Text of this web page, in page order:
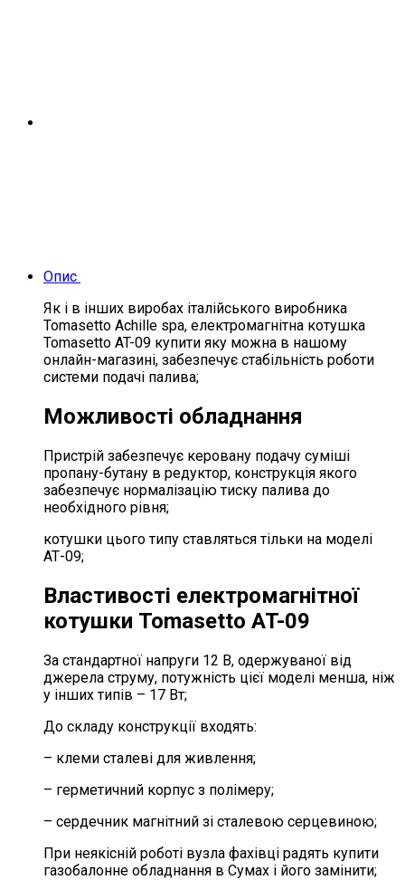
Опис
Як і в інших виробах італійського виробника
Tomasetto Achille spa, електромагнітна котушка
Tomasetto AT-09 купити яку можна в нашому
онлайн-магазині, забезпечує стабільність роботи
системи подачі палива;
Можливості обладнання
Пристрій забезпечує керовану подачу суміші
пропану-бутану в редуктор, конструкція якого
забезпечує нормалізацію тиску палива до
необхідного рівня;
котушки цього типу ставляться тільки на моделі
АТ-09;
Властивості електромагнітної
котушки Tomasetto AT-09
За стандартної напруги 12 В, одержуваної від
джерела струму, потужність цієї моделі менша, ніж
у інших типів – 17 Вт;
До складу конструкції входять:
– клеми сталеві для живлення;
– герметичний корпус з полімеру;
– сердечник магнітний зі сталевою серцевиною;
При неякісній роботі вузла фахівці радять купити
газобалонне обладнання в Сумах і його замінити;